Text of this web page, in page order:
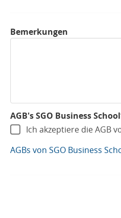
Bemerkungen
AGB's SGO Business
Ich akzeptiere die AGB
AGBs von SGO Business